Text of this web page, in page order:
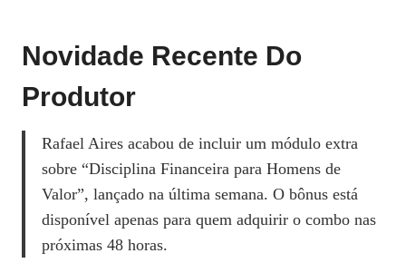
Novidade Recente Do
Produtor
Rafael Aires acabou de incluir um módulo extra
sobre “Disciplina Financeira para Homens de
Valor”, lançado na última semana. O bônus está
disponível apenas para quem adquirir o combo nas
próximas 48 horas.